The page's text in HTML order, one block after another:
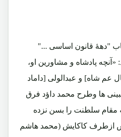
"دهۀ قانون اساسی ..."
پادشاه و مشاورین او،
شاه] و عبدالولی [داماد
ها وطرح محمد داؤد فرق
سلطنت را بسن نزده
ازطرف کاکایش (محمد هاشم